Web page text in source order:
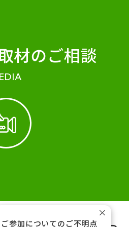
材のご相談
ご参加についてのご不明点
×